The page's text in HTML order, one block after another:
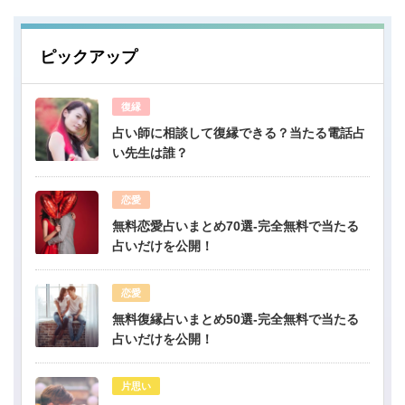
ピックアップ
復縁
占い師に相談して復縁できる？当たる電話占
い先生は誰？
恋愛
無料恋愛占いまとめ70選-完全無料で当たる
占いだけを公開！
恋愛
無料復縁占いまとめ50選-完全無料で当たる
占いだけを公開！
片思い